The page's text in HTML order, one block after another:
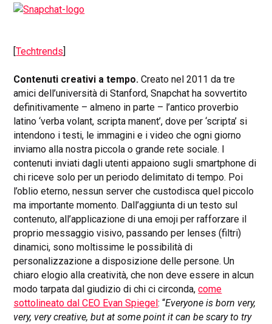
[Techtrends
Contenuti creativi a tempo. Creato nel 2011 da tre
amici dell’università di Stanford, Snapchat ha sovvertito
definitivamente – almeno in parte – l’antico proverbio
latino ‘verba volant, scripta manent’, dove per ‘scripta’ si
intendono i testi, le immagini e i video che ogni giorno
inviamo alla nostra piccola o grande rete sociale. I
contenuti inviati dagli utenti appaiono sugli smartphone di
chi riceve solo per un periodo delimitato di tempo. Poi
l’oblio eterno, nessun server che custodisca quel piccolo
ma importante momento. Dall’aggiunta di un testo sul
contenuto, all’applicazione di una emoji per rafforzare il
proprio messaggio visivo, passando per lenses (filtri)
dinamici, sono moltissime le possibilità di
personalizzazione a disposizione delle persone. Un
chiaro elogio alla creatività, che non deve essere in alcun
modo tarpata dal giudizio di chi ci circonda,come
sottolineato dal CEO Evan Spiegel: “Everyone is born very,
very, very creative, but at some point it can be scary to try